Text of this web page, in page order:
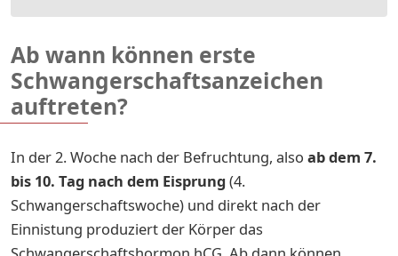
Ab wann können erste
Schwangerschaftsanzeichen
auftreten?
In der 2. Woche nach der Befruchtung, also ab dem 7.
bis 10. Tag nach dem Eisprung(4.
Schwangerschaftswoche) und direkt nach der
Einnistung produziert der Körper das